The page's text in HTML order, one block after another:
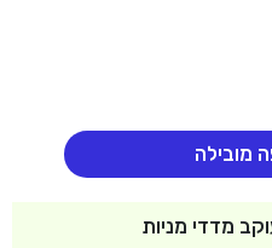
מובילה
מדדי מניות